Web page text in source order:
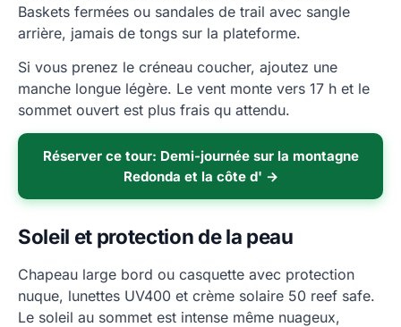
Baskets fermées ou sandales de trail avec sangle
arrière, jamais de tongs sur la plateforme.
Si vous prenez le créneau coucher, ajoutez une
manche longue légère. Le vent monte vers 17 h et le
sommet ouvert est plus frais qu attendu.
Réserver ce tour: Demi-journée sur la montagne
Redonda et la côte d' →
Soleil et protection de la peau
Chapeau large bord ou casquette avec protection
nuque, lunettes UV400 et crème solaire 50 reef safe.
Le soleil au sommet est intense même nuageux,